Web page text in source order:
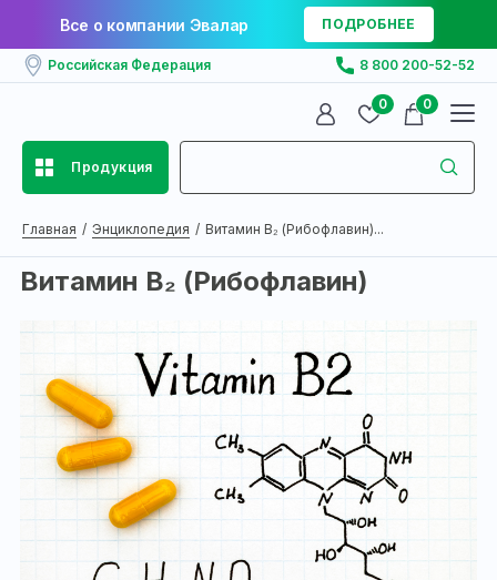
Все о компании Эвалар ПОДРОБНЕЕ
Российская Федерация 8 800 200-52-52
0 0
Продукция
Главная Энциклопедия Витамин B₂ (Рибофлавин)...
Витамин B₂ (Рибофлавин)